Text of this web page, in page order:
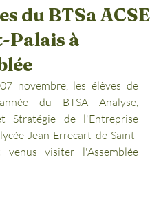
du BTSa ACSE
Palais à
novembre, les élèves de
du BTSA Analyse,
Stratégie de l'Entreprise
Jean Errecart de Saint-
venus visiter l'Assemblée